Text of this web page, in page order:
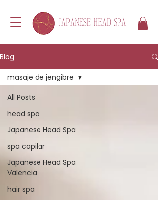
Blog
All Posts
head spa
Japanese Head Spa
spa capilar
Japanese Head Spa
Valencia
hair spa
masaje de jengibre